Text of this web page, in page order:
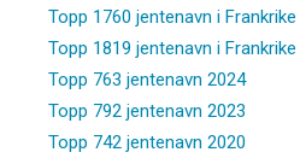
Topp 1760 jentenavn i Frankrike
Topp 1819 jentenavn i Frankrike
Topp 763 jentenavn 2024
Topp 792 jentenavn 2023
Topp 742 jentenavn 2020